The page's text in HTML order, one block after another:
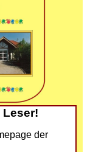
Leser!
der